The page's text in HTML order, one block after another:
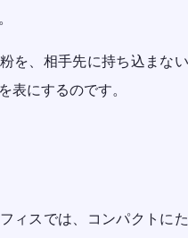
を、相手先に持ち込まな
表にするのです。
ィスでは、コンパクトに